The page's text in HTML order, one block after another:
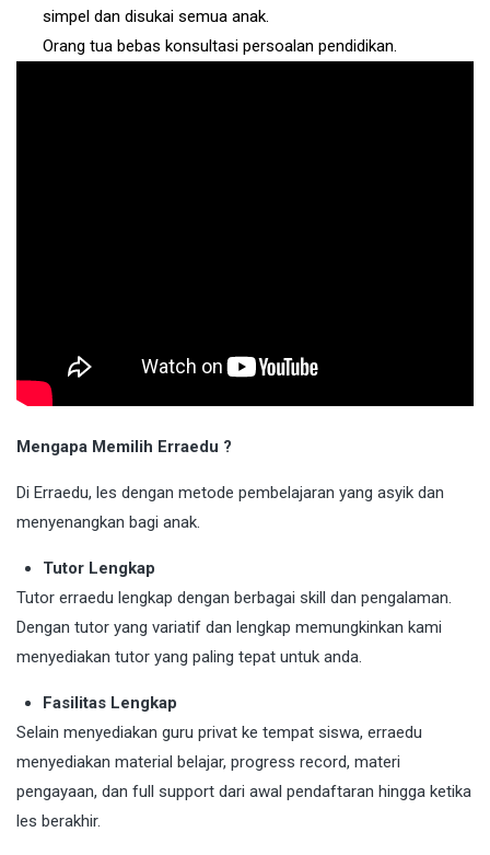
simpel dan disukai semua anak.
Orang tua bebas konsultasi persoalan pendidikan.
Mengapa Memilih Erraedu ?
Di Erraedu, les dengan metode pembelajaran yang asyik dan
menyenangkan bagi anak.
Tutor Lengkap
Tutor erraedu lengkap dengan berbagai skill dan pengalaman.
Dengan tutor yang variatif dan lengkap memungkinkan kami
menyediakan tutor yang paling tepat untuk anda.
Fasilitas Lengkap
Selain menyediakan guru privat ke tempat siswa, erraedu
menyediakan material belajar, progress record, materi
pengayaan, dan full support dari awal pendaftaran hingga ketika
les berakhir.